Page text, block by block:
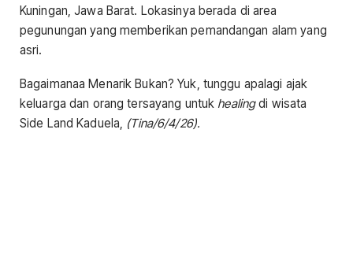
Kuningan, Jawa Barat. Lokasinya berada di area
pegunungan yang memberikan pemandangan alam yang
asri.
Bagaimanaa Menarik Bukan? Yuk, tunggu apalagi ajak
keluarga dan orang tersayang untuk healingdi wisata
Side Land Kaduela, (Tina/6/4/26).